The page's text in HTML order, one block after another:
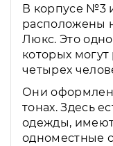
В корпусе №3
расположены
Люкс. Это
которых могут
четырех
Они
тонах. Здесь
одежды,
одноместные